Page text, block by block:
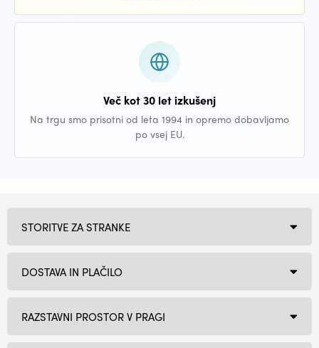
Več kot 30 let izkušenj
Na trgu smo prisotni od leta 1994 in opremo dobavljamo
po vsej EU.
RAZSTAVNI PROSTOR V PRAGI
STORITVE ZA STRANKE
DOSTAVA IN PLAČILO